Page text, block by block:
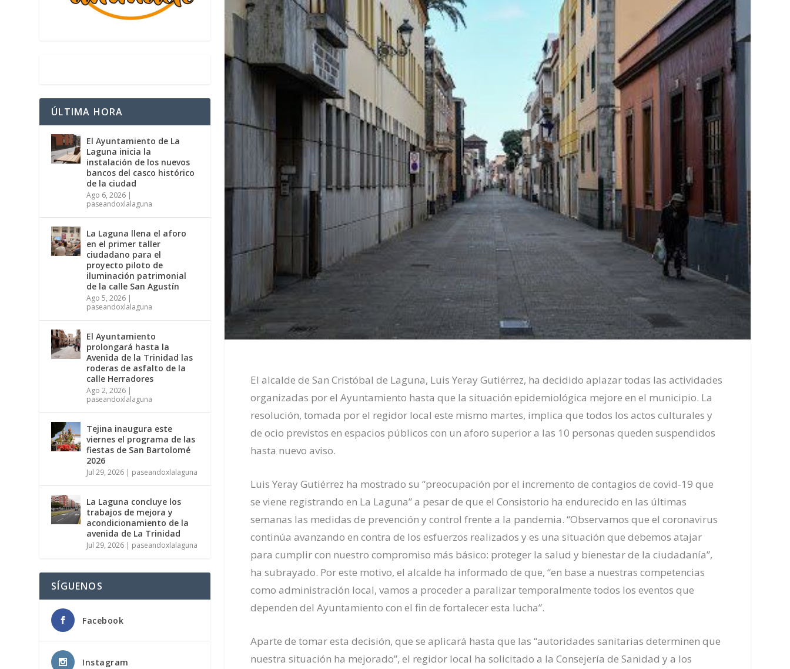
El alcalde de San Cristóbal de Laguna, Luis Yeray Gutiérrez, ha decidido aplazartodas las actividades
organizadas por el Ayuntamiento hasta que la situación epidemiológica mejore en el municipio. La
resolución, tomada por el regidor local este mismo martes, implica que todos los actos culturales y
de ocio previstos en espacios públicos con un aforo superior a las 10 personas queden suspendidos
hasta nuevo aviso.
Luis Yeray Gutiérrez ha mostrado su “preocupación por el incremento de contagios de covid-19 que
se viene registrando en La Laguna” a pesar de que el Consistorio ha endurecido en las últimas
semanas las medidas de prevención y control frente a la pandemia. “Observamos que el coronavirus
continúa avanzando en contra de los esfuerzos realizados y es una situación que debemos atajar
para cumplir con nuestro compromiso más básico: proteger la salud y bienestar de la ciudadanía”,
ha subrayado. Por este motivo, el alcalde ha informado de que, “en base a nuestras competencias
como administración local, vamos a proceder a paralizar temporalmente todos los eventos que
dependen del Ayuntamiento con el fin de fortalecer esta lucha”.
Aparte de tomar esta decisión, que se aplicará hasta que las “autoridades sanitarias determinen que
nuestra situación ha mejorado”, el regidor local ha solicitadoa la Consejería de Sanidad y a los
ÚLTIMA HORA
El Ayuntamiento de La
Laguna inicia la
instalación de los nuevos
bancos del casco histórico
de la ciudad
Ago 6, 2026 |
paseandoxlalaguna
La Laguna llena el aforo
en el primer taller
ciudadano para el
proyecto piloto de
iluminación patrimonial
de la calle San Agustín
Ago 5, 2026 |
paseandoxlalaguna
El Ayuntamiento
prolongará hasta la
Avenida de la Trinidad las
roderas de asfalto de la
calle Herradores
Ago 2, 2026 |
paseandoxlalaguna
Tejina inaugura este
viernes el programa de las
fiestas de San Bartolomé
2026
Jul 29, 2026 | paseandoxlalaguna
La Laguna concluye los
trabajos de mejora y
acondicionamiento de la
avenida de La Trinidad
Jul 29, 2026 | paseandoxlalaguna
SÍGUENOS
Facebook
Instagram